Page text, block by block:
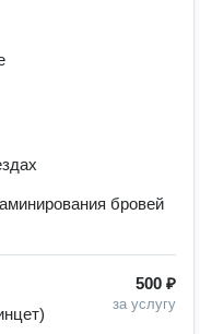
бровей
500 ₽
за услугу